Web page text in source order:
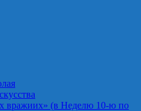
вражиих» (в Неделю 10-ю по